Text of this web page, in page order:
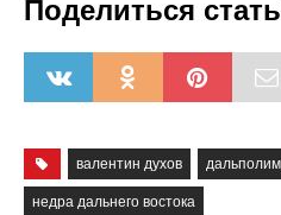
Поделиться
валентин духов
недра дальнего востока